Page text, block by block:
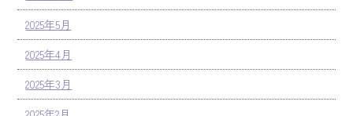
2025年5月
2025年4月
2025年3月